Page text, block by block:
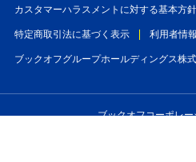
カスタマーハラスメントに対する基本方針
特定商取引法に基づく表示 利用者情
ブックオフグループホールディングス株
ブックオフコーポレ